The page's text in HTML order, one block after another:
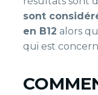
sont
en B12 alors
qui est